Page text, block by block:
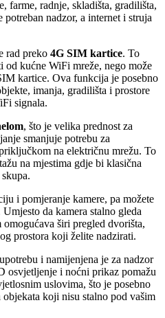
farme, radnje, skladišta, gradilišta,
nadzor, a internet i struja
rad preko 4G SIM kartice. To
od kućne WiFi mreže, nego može
kartice. Ova funkcija je posebno
imanja, gradilišta i prostore
signala.
, što je velika prednost za
smanjuje potrebu za
na električnu mrežu. To
na mjestima gdje bi klasična
i pomjeranje kamere, pa možete
da kamera stalno gleda
širi pregled dvorišta,
prostora koji želite nadzirati.
i namijenjena je za nadzor
osvjetljenje i noćni prikaz pomažu
uslovima, što je posebno
koji nisu stalno pod vašim